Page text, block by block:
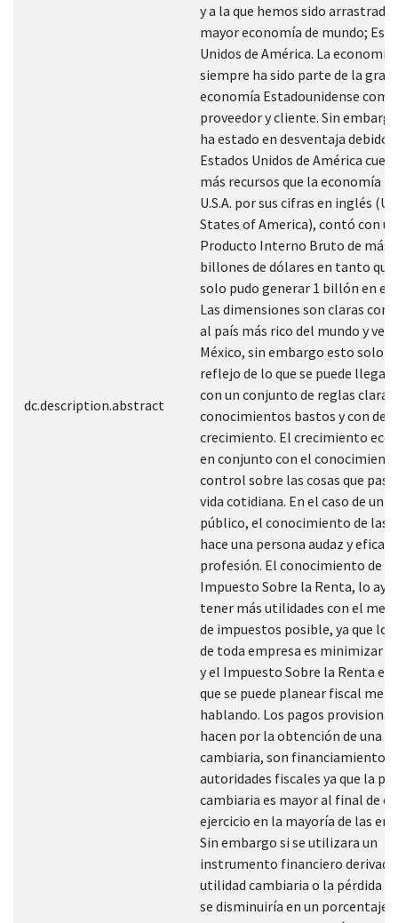
dc.description.abstract
y a la que hemos sido
mayor economía de mundo;
Unidos de América. La
siempre ha sido parte de la gran
economía Estadounidense como
proveedor y cliente. Sin
ha estado en desventaja debido
Estados Unidos de América
más recursos que la economía
U.S.A. por sus cifras en inglés
States of America), contó con un
Producto Interno Bruto de más
billones de dólares en tanto que
solo pudo generar 1 billón en el
Las dimensiones son claras con
al país más rico del mundo y
México, sin embargo esto solo
reflejo de lo que se puede llegar
con un conjunto de reglas claras,
conocimientos bastos y con
crecimiento. El crecimiento
en conjunto con el
control sobre las cosas que
vida cotidiana. En el caso de un
público, el conocimiento de las
hace una persona audaz y eficaz
profesión. El conocimiento de la
Impuesto Sobre la Renta, lo
tener más utilidades con el
de impuestos posible, ya que
de toda empresa es minimizar
y el Impuesto Sobre la Renta es
que se puede planear fiscal
hablando. Los pagos
hacen por la obtención de una
cambiaria, son financiamientos
autoridades fiscales ya que la
cambiaria es mayor al final de
ejercicio en la mayoría de las
Sin embargo si se utilizara un
instrumento financiero
utilidad cambiaria o la pérdida
se disminuiría en un porcentaje